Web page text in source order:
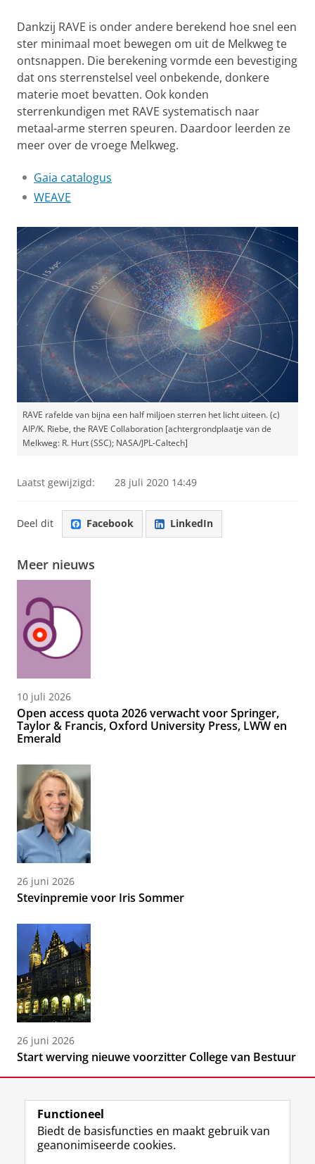
Dankzij RAVE is onder andere berekend hoe snel een
ster minimaal moet bewegen om uit de Melkweg te
ontsnappen. Die berekening vormde een bevestiging
dat ons sterrenstelsel veel onbekende, donkere
materie moet bevatten. Ook konden
sterrenkundigen met RAVE systematisch naar
metaal-arme sterren speuren. Daardoor leerden ze
meer over de vroege Melkweg.
Gaia catalogus
WEAVE
RAVE rafelde van bijna een half miljoen sterren het licht uiteen. (c)
AIP/K. Riebe, the RAVE Collaboration [achtergrondplaatje van de
Melkweg: R. Hurt (SSC); NASA/JPL-Caltech]
Laatst gewijzigd: 28 juli 2020 14:49
Deel dit Facebook LinkedIn
Meer nieuws
10 juli 2026
Open access quota 2026 verwacht voor Springer,
Taylor & Francis, Oxford University Press, LWW en
Emerald
26 juni 2026
Stevinpremie voor Iris Sommer
26 juni 2026
Start werving nieuwe voorzitter College van Bestuur
Functioneel
Biedt de basisfuncties en maakt gebruik van
geanonimiseerde cookies.